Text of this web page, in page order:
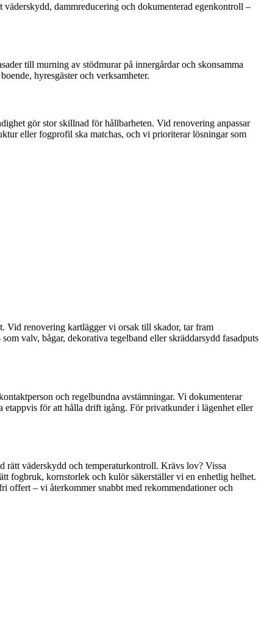
dammreducering och dokumenterad egenkontroll –
till murning av stödmurar på innergårdar och skonsamma
hyresgäster och verksamheter.
gör stor skillnad för hållbarheten. Vid renovering anpassar
eller fogprofil ska matchas, och vi prioriterar lösningar som
Vid renovering kartlägger vi orsak till skador, tar fram
valv, bågar, dekorativa tegelband eller skräddarsydd fasadputs
och regelbundna avstämningar. Vi dokumenterar
etappvis för att hålla drift igång. För privatkunder i lägenhet eller
rätt väderskydd och temperaturkontroll. Krävs lov? Vissa
fogbruk, kornstorlek och kulör säkerställer vi en enhetlig helhet.
offert – vi återkommer snabbt med rekommendationer och